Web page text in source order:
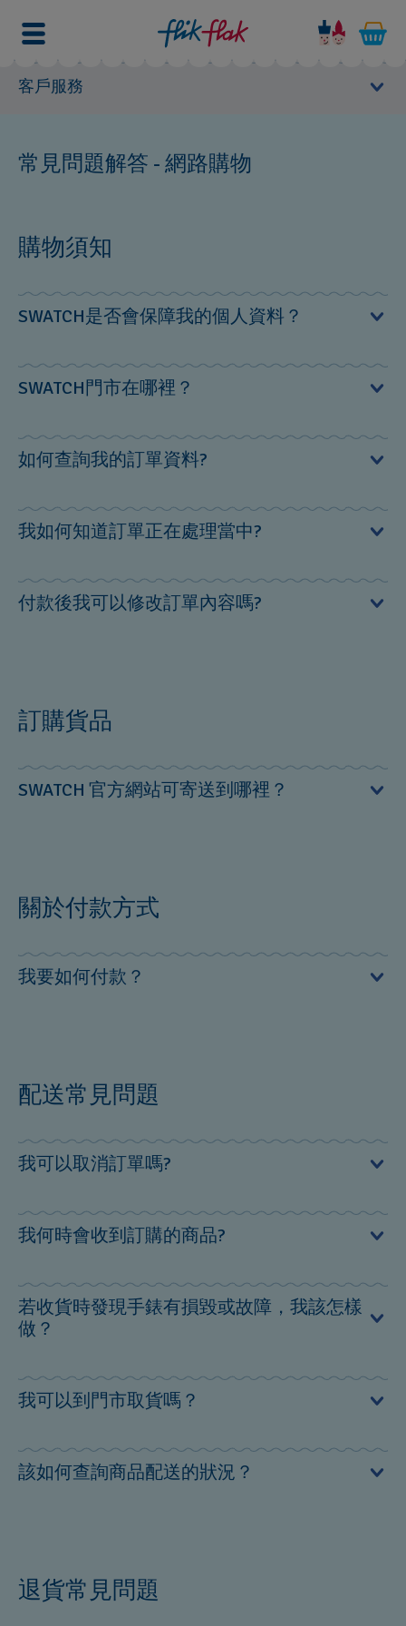
客戶服務
常見問題解答
網路購物
技術規格
Swatch Rebels for Good
商品保固
免費電池更換
需要其他幫助？
客服專線 : 0800-508-111
常見問題解答 - 網路購物
購物須知
SWATCH是否會保障我的個人資料？
Swatch竭力確保你的個人資料受到保護。如您於網站購物
時，您的信用卡資料將以SSL安全模式加密。如您對個人
SWATCH門市在哪裡？
本網站為SWATCH官方購物網站，如要尋找您最鄰近的
SWATCH門市，請使用我們的門市搜尋器
如何查詢我的訂單資料?
您必須先登錄成為會員，方可在網站查閱您的購買紀錄。
如您已登錄會員，請從首頁上方「我的帳戶」中點選「我
我如何知道訂單正在處理當中?
付款完成後，您將會收到由系統發出的確認信通知您的訂
單狀態。
付款後我可以修改訂單內容嗎?
若有修改訂單需求請撥打0800-508-111 (周一至周五10:00-
18:00)
或是email至：connect@swatch.tw
訂購貨品
SWATCH 官方網站可寄送到哪裡？
※ 離島的商品送達時間會因天氣狀況、飛機及船隻班次而
有變動的可能性。
※ 無法配送區域：290(釣魚台列嶼)、817(東沙)、819(南
沙)、952(台東縣蘭嶼鄉)、896(烏坵)、882(望安)、883(七
關於付款方式
我要如何付款？
卡銀行所發行之信用卡可能會出現交易失敗的情形。 持卡
人如遇到無法進行網路交易的狀況，請向您的發卡銀行詢
配送常見問題
我可以取消訂單嗎?
在商品出貨之前您是可以取消訂單的。
或是email至:connect@swatch.tw
我何時會收到訂購的商品?
您訂購的商品通常將在訂單日期後1～3個工作天內送達。
（不包含國定假日）
若收貨時發現手錶有損毀或故障，我該怎樣
做？
您可於商品送達的七日內辦理退貨申請。 請email至 內容
請填寫欲退貨之訂單編號、訂購人姓名、商品名稱、聯繫
我可以到門市取貨嗎？
可以的，請於訂購時在商品頁面選擇「店點門市取貨付
款」。
該如何查詢商品配送的狀況？
線：412-8888 （使用手機撥打時請撥：02-412-8888） 貨
物追蹤查詢網頁：http://www.t-cat.com.tw
退貨常見問題